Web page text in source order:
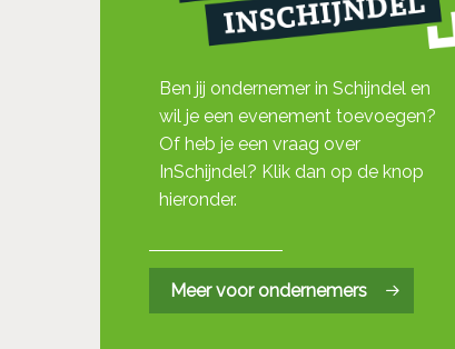
Ben jij ondernemer in Schijndel en
wil je een evenement toevoegen?
Of heb je een vraag over
InSchijndel? Klik dan op de knop
hieronder.
Meer voor ondernemers